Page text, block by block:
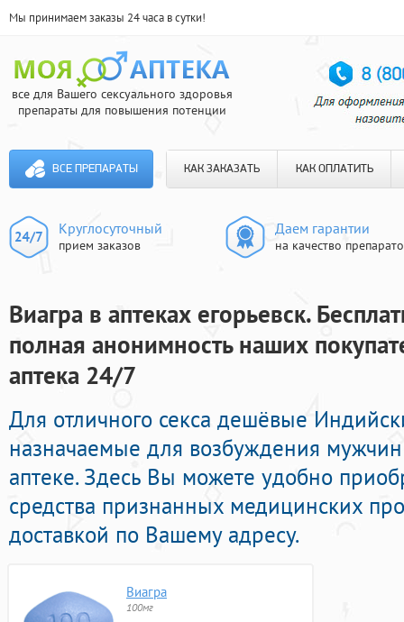
Мы принимаем заказы 24 часа в сутки!
все для Вашего сексуального здоровья
препараты для повышения потенции
ВСЕ ПРЕПАРАТЫ КАК ЗАКАЗАТЬ КАК ОПЛАТИТЬ
Круглосуточный
прием заказов
Даем гарантии
на качество
Виагра в аптеках егорьевск.
полная анонимность наших
аптека 24/7
Для отличного секса дешёвые
назначаемые для возбуждения
аптеке. Здесь Вы можете удобно
средства признанных медицинских
доставкой по Вашему адресу.
Виагра
100мг